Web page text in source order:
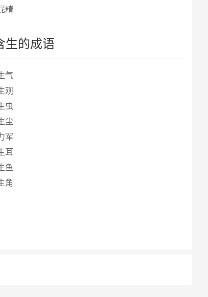
精
生的成语
气
观
虫
尘
军
耳
鱼
角